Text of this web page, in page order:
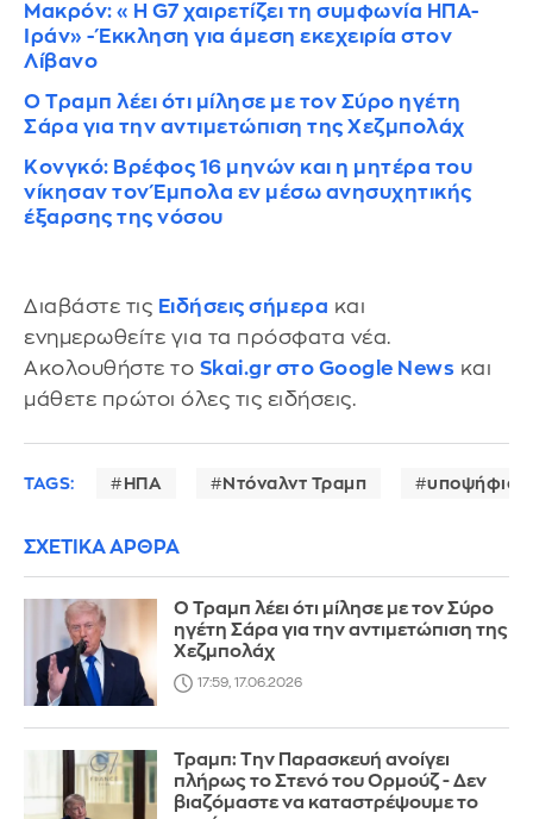
Μακρόν: «Η G7 χαιρετίζει τη συμφωνία ΗΠΑ-
Ιράν» - Έκκληση για άμεση εκεχειρία στον
Λίβανο
Ο Τραμπ λέει ότι μίλησε με τον Σύρο ηγέτη
Σάρα για την αντιμετώπιση της Χεζμπολάχ
Κονγκό: Βρέφος 16 μηνών και η μητέρα του
νίκησαν τον Έμπολα εν μέσω ανησυχητικής
έξαρσης της νόσου
Διαβάστε τις Ειδήσεις σήμερα και
ενημερωθείτε για τα πρόσφατα νέα.
Ακολουθήστε το Skai.gr στο Google News και
μάθετε πρώτοι όλες τις ειδήσεις.
TAGS: ΗΠΑ Ντόναλντ Τραμπ υποψήφιος
ΣΧΕΤΙΚΑ ΑΡΘΡΑ
Ο Τραμπ λέει ότι μίλησε με τον Σύρο
ηγέτη Σάρα για την αντιμετώπιση της
Χεζμπολάχ
17:59, 17.06.2026
Τραμπ: Την Παρασκευή ανοίγει
πλήρως το Στενό του Ορμούζ - Δεν
βιαζόμαστε να καταστρέψουμε το